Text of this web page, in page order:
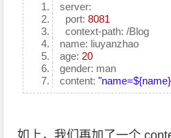
server:
port:8081
context-path: /Blog
name: liuyanzhao
age: 20
gender: man
content: